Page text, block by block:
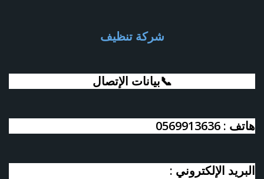
شركة تنظيف
📞بيانات الإتصال
هاتف : 0569913636
البريد الإلكتروني :